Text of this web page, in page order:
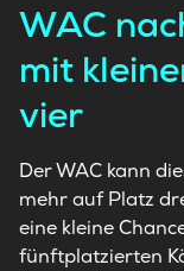
WAC
mit
vier
Der WAC kann
mehr auf Platz
eine kleine
fünftplatzierten